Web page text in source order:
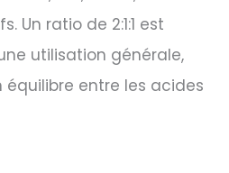
Un ratio de 2:1:1 est
utilisation générale,
entre les acides